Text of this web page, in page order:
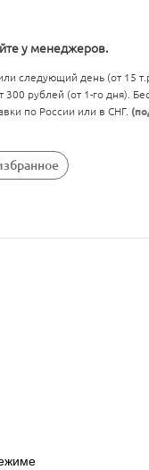
у менеджеров.
следующий день (от 15
300 рублей (от 1-го дня).
по России или в СНГ.